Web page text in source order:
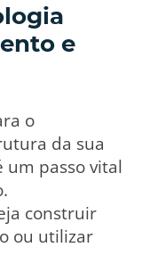
e
o
da sua
um passo vital
construir
ou utilizar